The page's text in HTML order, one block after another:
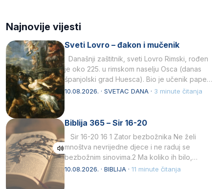
Najnovije vijesti
Sveti Lovro – đakon i mučenik
Današnji zaštitnik, sveti Lovro Rimski, rođen
je oko 225. u rimskom naselju Osca (danas
španjolski grad Huesca). Bio je učenik pape…
10.08.2026. · SVETAC DANA · 3 minute čitanja
Biblija 365 – Sir 16-20
Sir 16-20 16 1 Zator bezbožnika Ne želi
mnoštva nevrijedne djece i ne raduj se
bezbožnim sinovima.2 Ma koliko ih bilo,…
10.08.2026. · BIBLIJA · 11 minute čitanja